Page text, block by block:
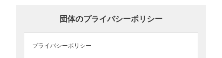
います。震災直後の外傷患者が大多数を占めるフェーズは終わり、
団体のプライバシーポリシー
プライバシーポリシー